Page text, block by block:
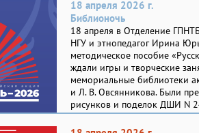
18 апреля 2026 г.
Библионочь
18 апреля в Отделение
НГУ и этнопедагог Ирина
методическое пособие
ждали игры и творческие
мемориальные библиотеки
и Л. В. Овсянникова. Были
рисунков и поделок ДШИ N